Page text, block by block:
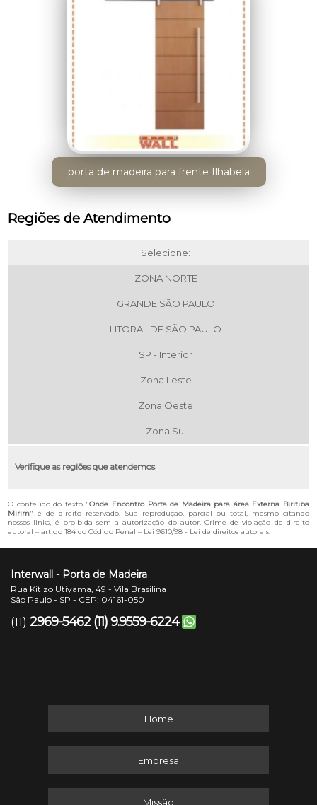
porta de madeira para frente Ilhabela
Regiões de Atendimento
Selecione:
ZONA NORTE
GRANDE SÃO PAULO
LITORAL DE SÃO PAULO
SP - Interior
Zona Leste
Zona Oeste
Zona Sul
Verifique as regiões que atendemos
O conteúdo do texto "Onde Encontro Porta de Madeira para área Externa Biritiba
Mirim" é de direito reservado. Sua reprodução, parcial ou total, mesmo citando
nossos links, é proibida sem a autorização do autor. Crime de violação de direito
autoral – artigo 184 do Código Penal – Lei 9610/98 - Lei de direitos autorais.
Interwall - Porta de Madeira
Rua Kitizo Utiyama, 49 - Vila Brasilina
São Paulo - SP - CEP: 04161-050
(11) 2969-5462 (11) 9.9559-6224
Home
Empresa
Missão